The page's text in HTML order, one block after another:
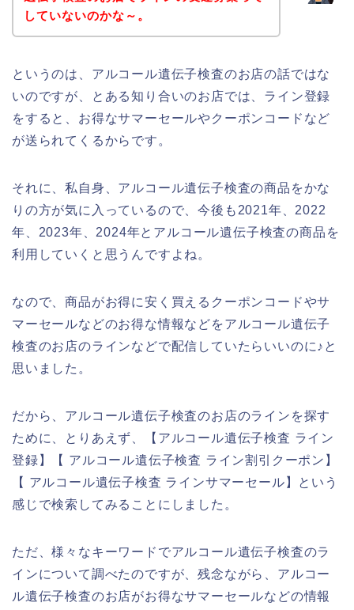
していないのかな～。
というのは、アルコール遺伝子検査のお店の話ではな
いのですが、とある知り合いのお店では、ライン登録
をすると、お得なサマーセールやクーポンコードなど
が送られてくるからです。
それに、私自身、アルコール遺伝子検査の商品をかな
りの方が気に入っているので、今後も2021年、2022
年、2023年、2024年とアルコール遺伝子検査の商品を
利用していくと思うんですよね。
なので、商品がお得に安く買えるクーポンコードやサ
マーセールなどのお得な情報などをアルコール遺伝子
検査のお店のラインなどで配信していたらいいのに♪と
思いました。
だから、アルコール遺伝子検査のお店のラインを探す
ために、とりあえず、【アルコール遺伝子検査 ライン
登録】【 アルコール遺伝子検査 ライン割引クーポン】
【 アルコール遺伝子検査 ラインサマーセール】という
感じで検索してみることにしました。
ただ、様々なキーワードでアルコール遺伝子検査のラ
インについて調べたのですが、残念ながら、アルコー
ル遺伝子検査のお店がお得なサマーセールなどの情報